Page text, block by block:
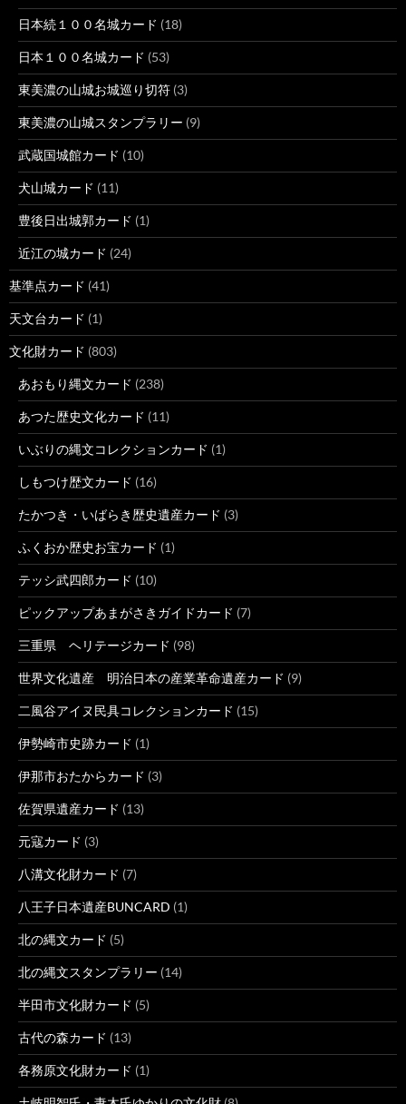
日本続１００名城カード (18)
日本１００名城カード (53)
東美濃の山城お城巡り切符 (3)
東美濃の山城スタンプラリー (9)
武蔵国城館カード (10)
犬山城カード (11)
豊後日出城郭カード (1)
近江の城カード (24)
基準点カード (41)
天文台カード (1)
文化財カード (803)
あおもり縄文カード (238)
あつた歴史文化カード (11)
いぶりの縄文コレクションカード (1)
しもつけ歴文カード (16)
たかつき・いばらき歴史遺産カード (3)
ふくおか歴史お宝カード (1)
テッシ武四郎カード (10)
ピックアップあまがさきガイドカード (7)
三重県 ヘリテージカード (98)
世界文化遺産 明治日本の産業革命遺産カード (9)
二風谷アイヌ民具コレクションカード (15)
伊勢崎市史跡カード (1)
伊那市おたからカード (3)
佐賀県遺産カード (13)
元寇カード (3)
八溝文化財カード (7)
八王子日本遺産BUNCARD (1)
北の縄文カード (5)
北の縄文スタンプラリー (14)
半田市文化財カード (5)
古代の森カード (13)
各務原文化財カード (1)